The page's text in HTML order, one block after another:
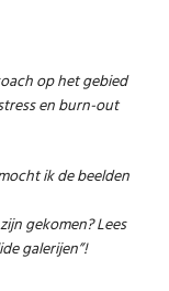
op het gebied
en burn-out
ik de beelden
gekomen? Lees
galerijen”!